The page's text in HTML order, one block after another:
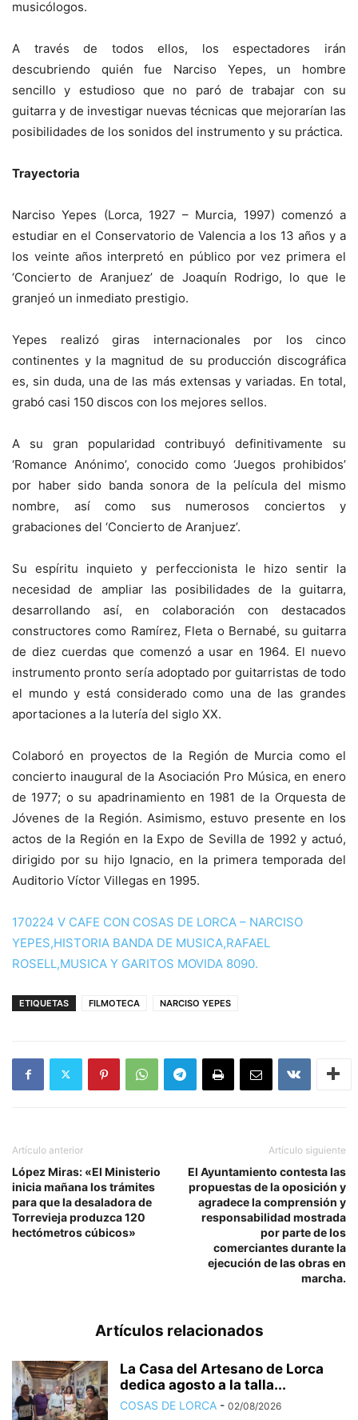
musicólogos.
A través de todos ellos, los espectadores irán
descubriendo quién fue Narciso Yepes, un hombre
sencillo y estudioso que no paró de trabajar con su
guitarra y de investigar nuevas técnicas que mejorarían las
posibilidades de los sonidos del instrumento y su práctica.
Trayectoria
Narciso Yepes (Lorca, 1927 – Murcia, 1997) comenzó a
estudiar en el Conservatorio de Valencia a los 13 años y a
los veinte años interpretó en público por vez primera el
‘Concierto de Aranjuez’ de Joaquín Rodrigo, lo que le
granjeó un inmediato prestigio.
Yepes realizó giras internacionales por los cinco
continentes y la magnitud de su producción discográfica
es, sin duda, una de las más extensas y variadas. En total,
grabó casi 150 discos con los mejores sellos.
A su gran popularidad contribuyó definitivamente su
‘Romance Anónimo’, conocido como ‘Juegos prohibidos’
por haber sido banda sonora de la película del mismo
nombre, así como sus numerosos conciertos y
grabaciones del ‘Concierto de Aranjuez’.
Su espíritu inquieto y perfeccionista le hizo sentir la
necesidad de ampliar las posibilidades de la guitarra,
desarrollando así, en colaboración con destacados
constructores como Ramírez, Fleta o Bernabé, su guitarra
de diez cuerdas que comenzó a usar en 1964. El nuevo
instrumento pronto sería adoptado por guitarristas de todo
el mundo y está considerado como una de las grandes
aportaciones a la lutería del siglo XX.
Colaboró en proyectos de la Región de Murcia como el
concierto inaugural de la Asociación Pro Música, en enero
de 1977; o su apadrinamiento en 1981 de la Orquesta de
Jóvenes de la Región. Asimismo, estuvo presente en los
actos de la Región en la Expo de Sevilla de 1992 y actuó,
dirigido por su hijo Ignacio, en la primera temporada del
Auditorio Víctor Villegas en 1995.
170224 V CAFE CON COSAS DE LORCA – NARCISO
YEPES,HISTORIA BANDA DE MUSICA,RAFAEL
ROSELL,MUSICA Y GARITOS MOVIDA 8090.
ETIQUETAS FILMOTECA NARCISO YEPES
Artículo anterior
López Miras: «El Ministerio
inicia mañana los trámites
para que la desaladora de
Torrevieja produzca 120
hectómetros cúbicos»
Artículo siguiente
El Ayuntamiento contesta las
propuestas de la oposición y
agradece la comprensión y
responsabilidad mostrada
por parte de los
comerciantes durante la
ejecución de las obras en
marcha.
Artículos relacionados
La Casa del Artesano de Lorca
dedica agosto a la talla...
COSAS DE LORCA - 02/08/2026